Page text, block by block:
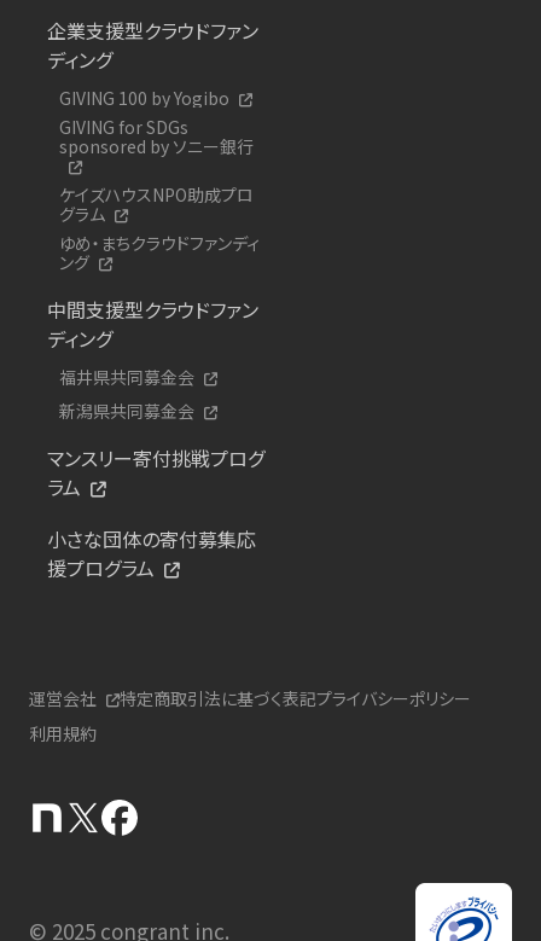
企業支援型クラウドファン
ディング
GIVING 100 by Yogibo
GIVING for SDGs
sponsored by ソニー銀行
ケイズハウスNPO助成プロ
グラム
ゆめ・まちクラウドファンディ
ング
中間支援型クラウドファン
ディング
福井県共同募金会
新潟県共同募金会
マンスリー寄付挑戦プログ
ラム
小さな団体の寄付募集応
援プログラム
運営会社 特定商取引法に基づく表記プライバシーポリシー
利用規約
© 2025 congrant inc.